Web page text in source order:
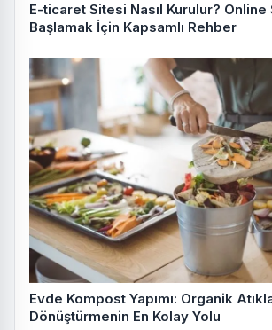
E-ticaret Sitesi Nasıl Kurulur? Online
Başlamak İçin Kapsamlı Rehber
Evde Kompost Yapımı: Organik
Dönüştürmenin En Kolay Yolu